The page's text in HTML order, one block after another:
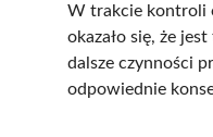
W trakcie kontroli
okazało się, że
dalsze czynności
odpowiednie